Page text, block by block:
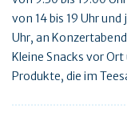
von 14 bis 19 Uhr
Uhr, an
Kleine Snacks vor
Produkte, die im